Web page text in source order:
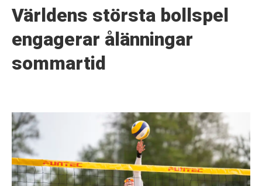
Världens största bollspel
engagerar ålänningar
sommartid